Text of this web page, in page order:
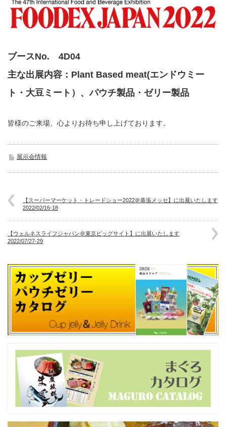
ブースNo. 4D04
主な出展内容：Plant Based meat(エンドウミー
ト・大豆ミート）、パウチ製品・ゼリー製品
皆様のご来場、心よりお待ち申し上げております。
展示会情報
【スーパーマーケット・トレードショー2022＠幕張メッセ】に出展いたします
2022/02/16-18
【ウェルネスライフジャパン＠東京ビッグサイト】に出展いたします
2022/07/27-29